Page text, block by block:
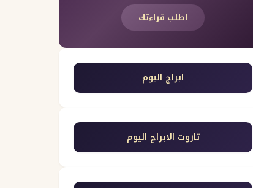
اطلب قراءتك
ابراج اليوم
تاروت الابراج اليوم